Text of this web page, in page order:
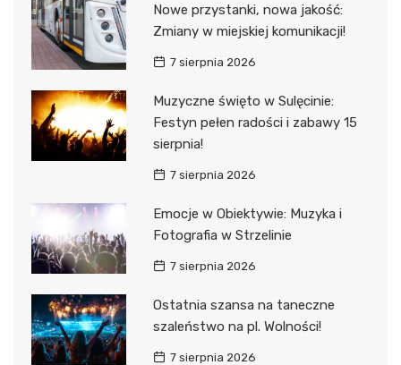
Nowe przystanki, nowa jakość:
Zmiany w miejskiej komunikacji!
7 sierpnia 2026
Muzyczne święto w Sulęcinie:
Festyn pełen radości i zabawy 15
sierpnia!
7 sierpnia 2026
Emocje w Obiektywie: Muzyka i
Fotografia w Strzelinie
7 sierpnia 2026
Ostatnia szansa na taneczne
szaleństwo na pl. Wolności!
7 sierpnia 2026